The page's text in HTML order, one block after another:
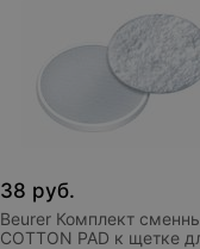
38 руб.
Beurer Комплект
COTTON PAD к щетке